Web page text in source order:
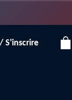
S'inscrire